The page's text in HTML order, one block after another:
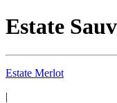
Estate
Estate Merlot
|